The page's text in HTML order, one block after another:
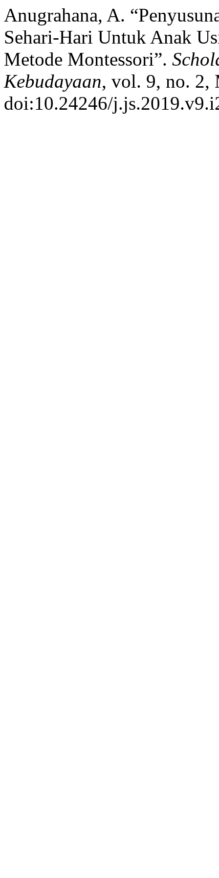
Anugrahana, A.
Sehari-Hari Untuk Anak
Metode Montessori”.
Kebudayaan, vol. 9, no. 2,
doi:10.24246/